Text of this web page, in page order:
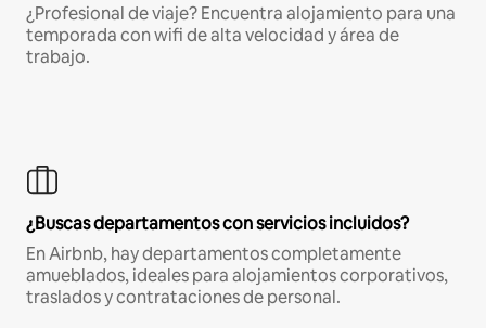
¿Profesional de viaje? Encuentra alojamiento para una
temporada con wifi de alta velocidad y área de
trabajo.
¿Buscas departamentos con servicios incluidos?
En Airbnb, hay departamentos completamente
amueblados, ideales para alojamientos corporativos,
traslados y contrataciones de personal.